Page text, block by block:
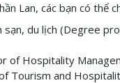
Lan, các bạn có thể
du lịch (Degree
of Hospitality
Tourism and